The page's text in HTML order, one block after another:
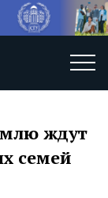
ждут
семей